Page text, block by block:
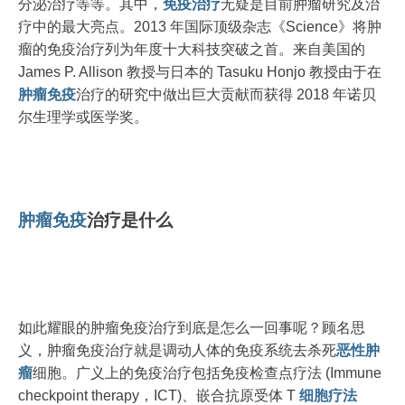
分泌治疗等等。其中， 免疫治疗无疑是目前肿瘤研究及治
疗中的最大亮点。2013 年国际顶级杂志《Science》将肿
瘤的免疫治疗列为年度十大科技突破之首。来自美国的
James P. Allison 教授与日本的 Tasuku Honjo 教授由于在
肿瘤免疫治疗的研究中做出巨大贡献而获得 2018 年诺贝
尔生理学或医学奖。
肿瘤免疫治疗是什么
如此耀眼的肿瘤免疫治疗到底是怎么一回事呢？顾名思
义，肿瘤免疫治疗就是调动人体的免疫系统去杀死恶性肿
瘤细胞。广义上的免疫治疗包括免疫检查点疗法 (Immune
checkpoint therapy，ICT)、嵌合抗原受体 T 细胞疗法